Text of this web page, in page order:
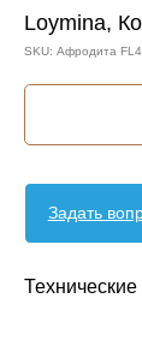
Loymina,
SKU: Афродита
Задать
Технические